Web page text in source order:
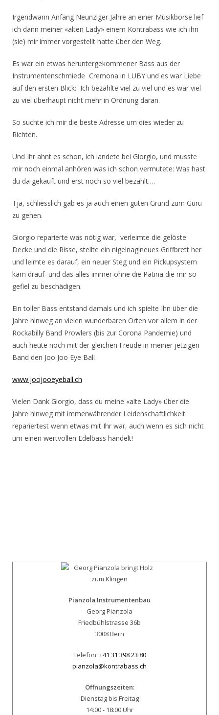
Irgendwann Anfang Neunziger Jahre an einer Musikbörse lief
ich dann meiner «alten Lady» einem Kontrabass wie ich ihn
(sie) mir immer vorgestellt hatte über den Weg.
Es war ein etwas heruntergekommener Bass aus der
Instrumentenschmiede Cremona in LUBY und es war Liebe
auf den ersten Blick: Ich bezahlte viel zu viel und es war viel
zu viel überhaupt nicht mehr in Ordnung daran.
So suchte ich mir die beste Adresse um dies wieder zu
Richten.
Und Ihr ahnt es schon, ich landete bei Giorgio, und musste
mir noch einmal anhören was ich schon vermutete: Was hast
du da gekauft und erst noch so viel bezahlt….
Tja, schliesslich gab es ja auch einen guten Grund zum Guru
zu gehen.
Giorgio reparierte was nötig war, verleimte die gelöste
Decke und die Risse, stellte ein nigelnaglneues Griffbrett her
und leimte es darauf, ein neuer Steg und ein Pickupsystem
kam drauf und das alles immer ohne die Patina die mir so
gefiel zu beschädigen.
Ein toller Bass entstand damals und ich spielte Ihn über die
Jahre hinweg an vielen wunderbaren Orten vor allem in der
Rockabilly Band Prowlers (bis zur Corona Pandemie) und
auch heute noch mit der gleichen Freude in meiner jetzigen
Band den Joo Joo Eye Ball
www.joojooeyeball.ch
Vielen Dank Giorgio, dass du meine «alte Lady» über die
Jahre hinweg mit immerwährender Leidenschaftlichkeit
repariertest wenn etwas mit Ihr war, auch wenn es sich nicht
um einen wertvollen Edelbass handelt!
Pianzola Instrumentenbau
Georg Pianzola
Friedbühlstrasse 36b
3008 Bern
Telefon: +41 31 398 23 80
pianzola@kontrabass.ch
Öffnungszeiten:
Dienstag bis Freitag
14:00 - 18:00 Uhr